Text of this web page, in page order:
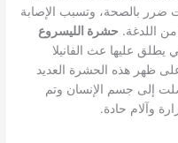
ضرر بالصحة، وتسبب الإصابة
من اللدغة. حشرة الليسروع
يطلق عليها عث الفانيلا
ظهر هذه الحشرة العديد
إلى جسم الإنسان وتم
وآلام حادة.